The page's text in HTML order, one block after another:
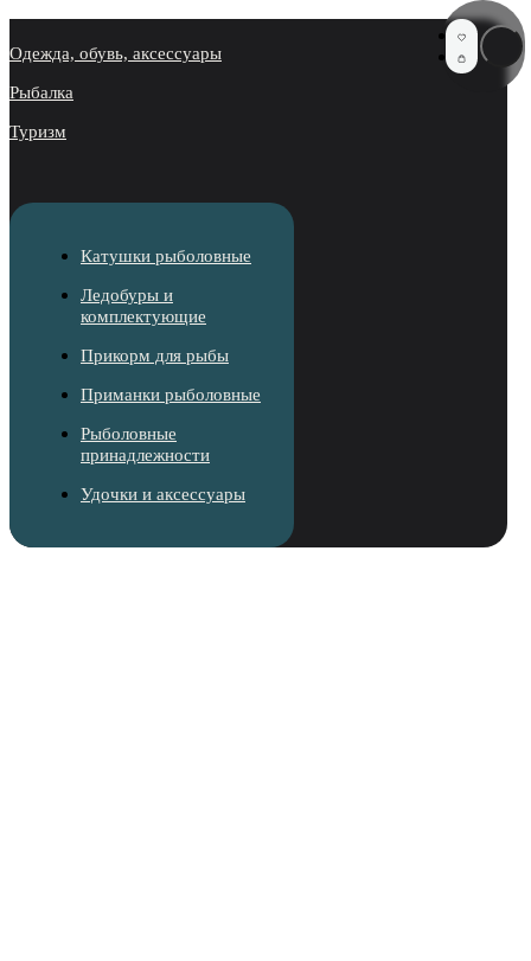
Одежда, обувь, аксессуары
Рыбалка
Туризм
Катушки рыболовные
Ледобуры и
комплектующие
Прикорм для рыбы
Приманки рыболовные
Рыболовные
принадлежности
Удочки и аксессуары